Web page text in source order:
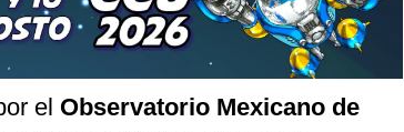
el Observatorio Mexicano de